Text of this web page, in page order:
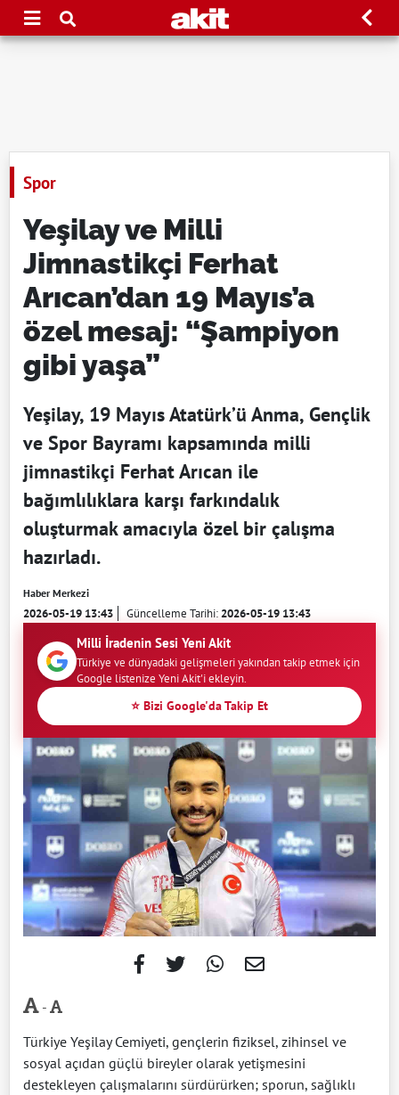
Spor
Yeşilay ve Milli
Jimnastikçi Ferhat
Arıcan’dan 19 Mayıs’a
özel mesaj: “Şampiyon
gibi yaşa”
Yeşilay, 19 Mayıs Atatürk’ü Anma, Gençlik
ve Spor Bayramı kapsamında milli
jimnastikçi Ferhat Arıcan ile
bağımlılıklara karşı farkındalık
oluşturmak amacıyla özel bir çalışma
hazırladı.
Haber Merkezi
2026-05-19 13:43 Güncelleme Tarihi:2026-05-19 13:43
Milli İradenin Sesi Yeni Akit
Türkiye ve dünyadaki gelişmeleri yakından takip etmek için
Google listenize Yeni Akit'i ekleyin.
⭐ Bizi Google'da Takip Et
-
Türkiye Yeşilay Cemiyeti, gençlerin fiziksel, zihinsel ve
sosyal açıdan güçlü bireyler olarak yetişmesini
destekleyen çalışmalarını sürdürürken; sporun, sağlıklı